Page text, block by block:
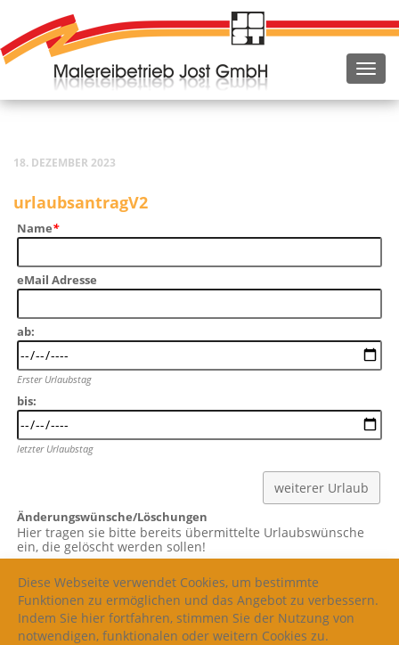
Diese Webseite verwendet Cookies, um bestimmte
Funktionen zu ermöglichen und das Angebot zu verbessern.
Indem Sie hier fortfahren, stimmen Sie der Nutzung von
notwendigen, funktionalen oder weitern Cookies zu.
18. DEZEMBER 2023
urlaubsantragV2
Name*
eMail Adres­se
ab:
Ers­ter Urlaubstag
bis:
letz­ter Urlaubstag
weiterer Urlaub
Änderungswünsche/Löschungen
Hier tra­gen sie bit­te bereits über­mit­tel­te Urlaubs­wün­sche
ein, die gelöscht wer­den sollen!
ers­ter Urlaubstag